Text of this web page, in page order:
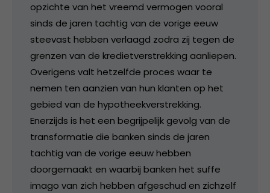
opzichte van het vreemd vermogen vooral
sinds de jaren tachtig van de vorige eeuw
steevast hebben verlaagd zodra zij tegen de
grenzen van de kredietverstrekking aanliepen.
Overigens valt hetzelfde proces waar te
nemen ten aanzien van hun klanten op het
gebied van de hypotheekverstrekking.
Enerzijds is het een begrijpelijk gevolg van de
transformatie die banken sinds de jaren
tachtig van de vorige eeuw hebben
doorgemaakt en waarbij banken het suffe
imago van zich hebben afgeschud en zichzelf